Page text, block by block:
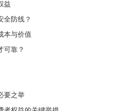
益
全防线？
本与价值
可靠？
要之举​